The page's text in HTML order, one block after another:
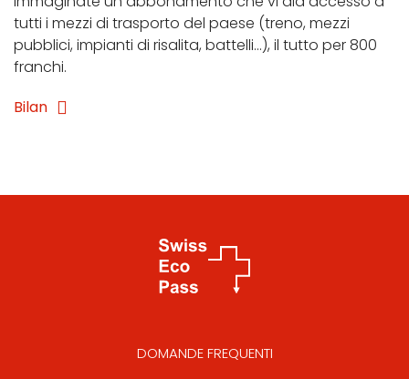
tutti i mezzi di trasporto del paese (treno, mezzi
pubblici, impianti di risalita, battelli...), il tutto per 800
franchi.
Bilan
DOMANDE FREQUENTI